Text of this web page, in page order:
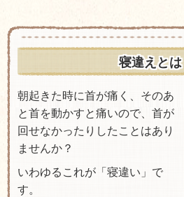
寝違えとは
朝起きた時に首が痛く、そのあ
と首を動かすと痛いので、首が
回せなかったりしたことはあり
ませんか？
いわゆるこれが「寝違い」で
す。